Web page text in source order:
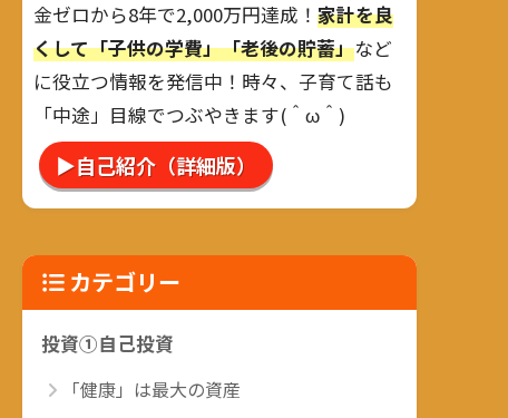
金ゼロから8年で2,000万円達成！ 家計を良
くして「子供の学費」「老後の貯蓄」など
に役立つ情報を発信中！時々、子育て話も
「中途」目線でつぶやきます(＾ω＾)
▶自己紹介（詳細版）
カテゴリー
投資①自己投資
「健康」は最大の資産